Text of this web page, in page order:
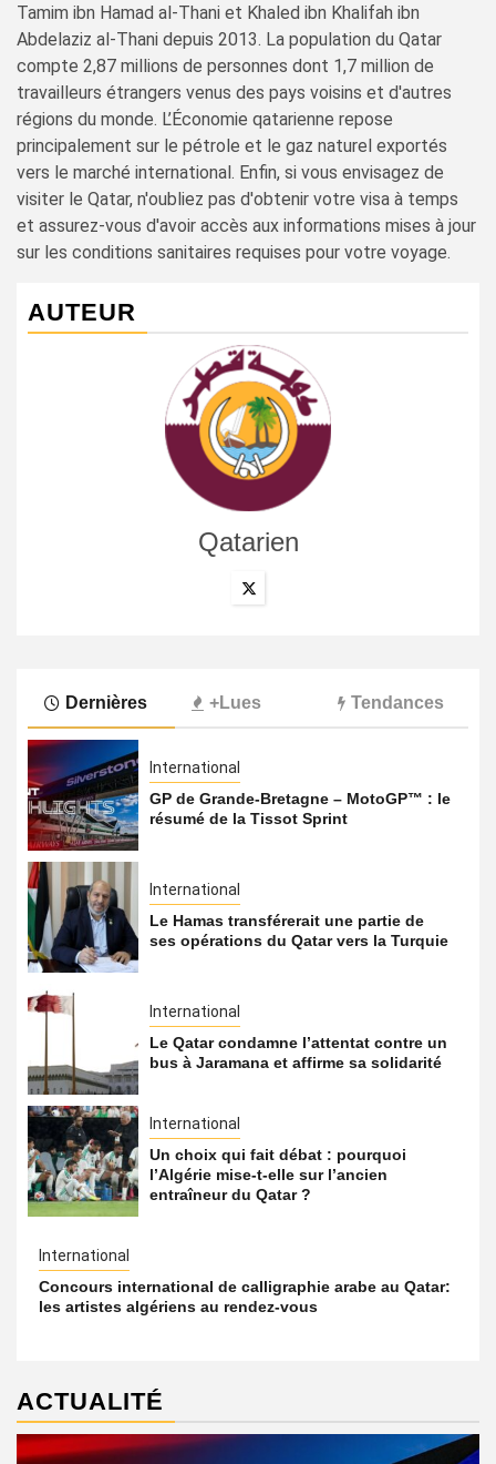
Tamim ibn Hamad al-Thani et Khaled ibn Khalifah ibn
Abdelaziz al-Thani depuis 2013. La population du Qatar
compte 2,87 millions de personnes dont 1,7 million de
travailleurs étrangers venus des pays voisins et d'autres
régions du monde. L’Économie qatarienne repose
principalement sur le pétrole et le gaz naturel exportés
vers le marché international. Enfin, si vous envisagez de
visiter le Qatar, n'oubliez pas d'obtenir votre visa à temps
et assurez-vous d'avoir accès aux informations mises à jour
sur les conditions sanitaires requises pour votre voyage.
AUTEUR
Qatarien
Dernières +Lues Tendances
International
GP de Grande-Bretagne – MotoGP™ : le
résumé de la Tissot Sprint
International
Le Hamas transférerait une partie de
ses opérations du Qatar vers la Turquie
International
Le Qatar condamne l’attentat contre un
bus à Jaramana et affirme sa solidarité
International
Un choix qui fait débat : pourquoi
l’Algérie mise-t-elle sur l’ancien
entraîneur du Qatar ?
International
Concours international de calligraphie arabe au Qatar:
les artistes algériens au rendez-vous
ACTUALITÉ